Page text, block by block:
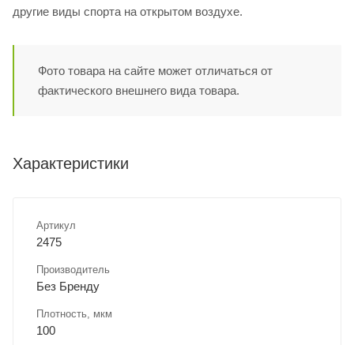
другие виды спорта на открытом воздухе.
Фото товара на сайте может отличаться от
фактического внешнего вида товара.
Характеристики
Артикул
2475
Производитель
Без Бренду
Плотность, мкм
100